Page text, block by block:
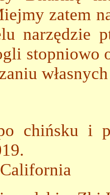
zatem
narzędzie
stopniowo
chińsku i